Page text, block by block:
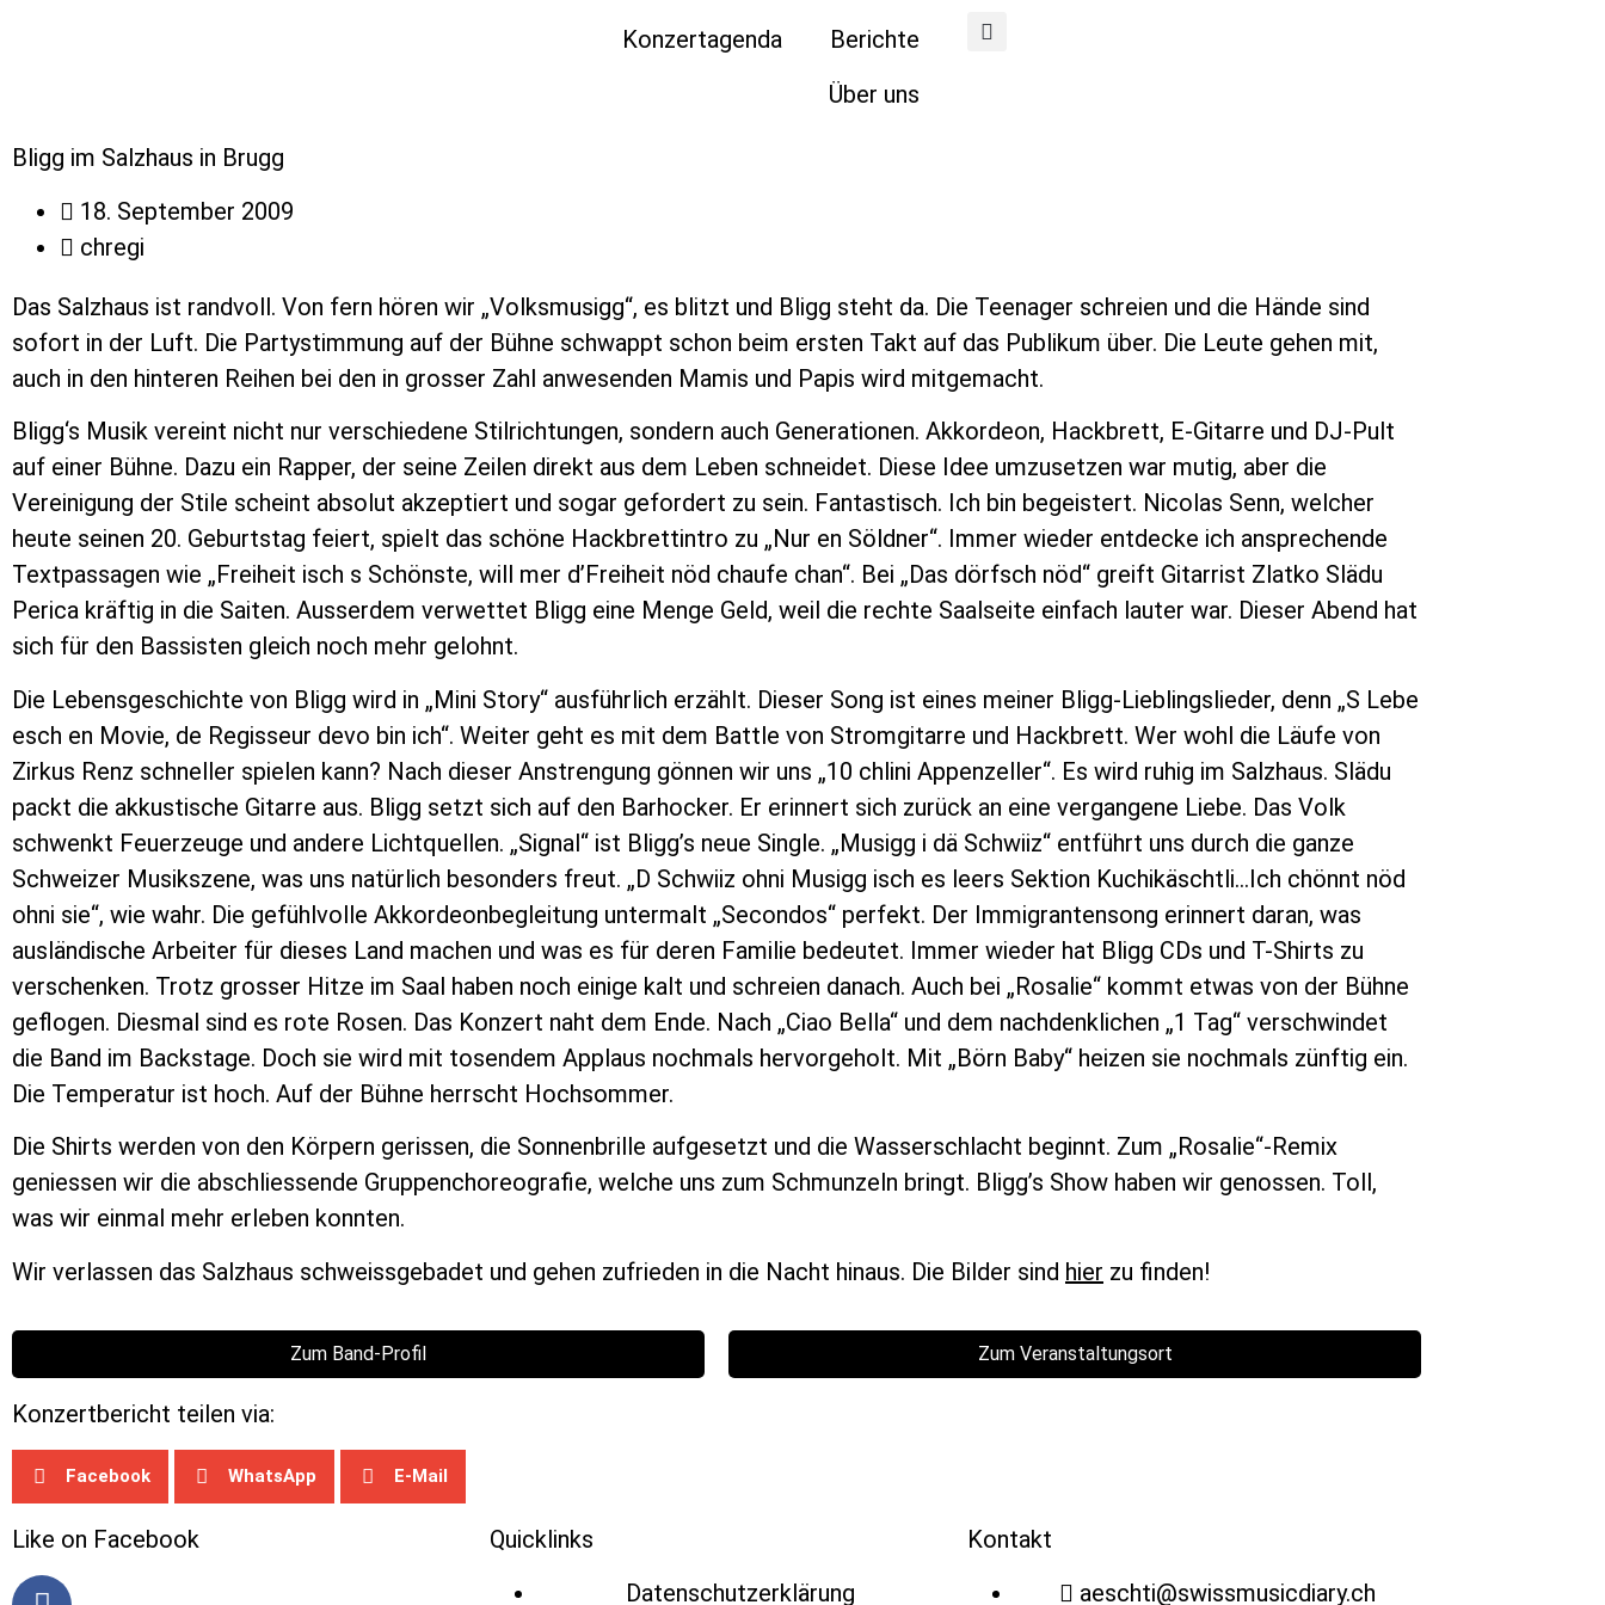
Konzertagenda
Berichte
Über uns
Bligg im Salzhaus in Brugg
18. September 2009
chregi
Das Salzhaus ist randvoll. Von fern hören wir „Volksmusigg“, es blitzt und Bligg steht da. Die Teenager schreien und die Hände sind
sofort in der Luft. Die Partystimmung auf der Bühne schwappt schon beim ersten Takt auf das Publikum über. Die Leute gehen mit,
auch in den hinteren Reihen bei den in grosser Zahl anwesenden Mamis und Papis wird mitgemacht.
Bligg‘s Musik vereint nicht nur verschiedene Stilrichtungen, sondern auch Generationen. Akkordeon, Hackbrett, E-Gitarre und DJ-Pult
auf einer Bühne. Dazu ein Rapper, der seine Zeilen direkt aus dem Leben schneidet. Diese Idee umzusetzen war mutig, aber die
Vereinigung der Stile scheint absolut akzeptiert und sogar gefordert zu sein. Fantastisch. Ich bin begeistert. Nicolas Senn, welcher
heute seinen 20. Geburtstag feiert, spielt das schöne Hackbrettintro zu „Nur en Söldner“. Immer wieder entdecke ich ansprechende
Textpassagen wie „Freiheit isch s Schönste, will mer d’Freiheit nöd chaufe chan“. Bei „Das dörfsch nöd“ greift Gitarrist Zlatko Slädu
Perica kräftig in die Saiten. Ausserdem verwettet Bligg eine Menge Geld, weil die rechte Saalseite einfach lauter war. Dieser Abend hat
sich für den Bassisten gleich noch mehr gelohnt.
Die Lebensgeschichte von Bligg wird in „Mini Story“ ausführlich erzählt. Dieser Song ist eines meiner Bligg-Lieblingslieder, denn „S Lebe
esch en Movie, de Regisseur devo bin ich“. Weiter geht es mit dem Battle von Stromgitarre und Hackbrett. Wer wohl die Läufe von
Zirkus Renz schneller spielen kann? Nach dieser Anstrengung gönnen wir uns „10 chlini Appenzeller“. Es wird ruhig im Salzhaus. Slädu
packt die akkustische Gitarre aus. Bligg setzt sich auf den Barhocker. Er erinnert sich zurück an eine vergangene Liebe. Das Volk
schwenkt Feuerzeuge und andere Lichtquellen. „Signal“ ist Bligg’s neue Single. „Musigg i dä Schwiiz“ entführt uns durch die ganze
Schweizer Musikszene, was uns natürlich besonders freut. „D Schwiiz ohni Musigg isch es leers Sektion Kuchikäschtli…Ich chönnt nöd
ohni sie“, wie wahr. Die gefühlvolle Akkordeonbegleitung untermalt „Secondos“ perfekt. Der Immigrantensong erinnert daran, was
ausländische Arbeiter für dieses Land machen und was es für deren Familie bedeutet. Immer wieder hat Bligg CDs und T-Shirts zu
verschenken. Trotz grosser Hitze im Saal haben noch einige kalt und schreien danach. Auch bei „Rosalie“ kommt etwas von der Bühne
geflogen. Diesmal sind es rote Rosen. Das Konzert naht dem Ende. Nach „Ciao Bella“ und dem nachdenklichen „1 Tag“ verschwindet
die Band im Backstage. Doch sie wird mit tosendem Applaus nochmals hervorgeholt. Mit „Börn Baby“ heizen sie nochmals zünftig ein.
Die Temperatur ist hoch. Auf der Bühne herrscht Hochsommer.
Die Shirts werden von den Körpern gerissen, die Sonnenbrille aufgesetzt und die Wasserschlacht beginnt. Zum „Rosalie“-Remix
geniessen wir die abschliessende Gruppenchoreografie, welche uns zum Schmunzeln bringt. Bligg’s Show haben wir genossen. Toll,
was wir einmal mehr erleben konnten.
Wir verlassen das Salzhaus schweissgebadet und gehen zufrieden in die Nacht hinaus. Die Bilder sind hier zu finden!
Zum Band-Profil Zum Veranstaltungsort
Konzertbericht teilen via:
Facebook WhatsApp E-Mail
Like on Facebook
Quicklinks
Datenschutzerklärung
Kontakt
aeschti@swissmusicdiary.ch